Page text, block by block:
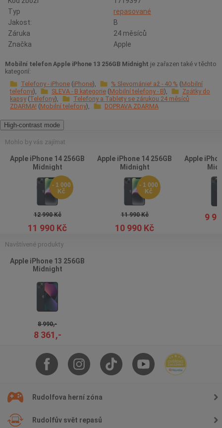
Typ
repasované
Jakost:
B
Záruka
24 měsíců
Značka
Apple
Mobilní telefon Apple iPhone 13 256GB Midnight je zařazen také v těchto
kategorií:
Telefony - iPhone iPhone % Slevománie! až - 40 % Mobilní
telefony
SLEVA - B kategorie Mobilní telefony - B
Zpátky do
kapsy Telefony
Telefony a Tablety se zárukou 24 měsíců
ZDARMA! Mobilní telefony DOPRAVA ZDARMA
High-contrast mode
Mohlo by vás zajímat
Apple iPhone 14 256GB
Midnight
- 1 000
Kč
12 990 Kč
11 990 Kč
Apple iPhone 14 256GB
Midnight
- 1 000
Kč
11 990 Kč
10 990 Kč
Apple
9
Navštívené produkty
Apple iPhone 13 256GB
Midnight
8 990,-
8 361,-
Rudolfova herní zóna
Rudolfův svět repasů